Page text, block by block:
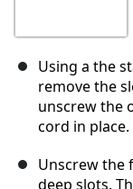
Using a the
remove the
unscrew the
cord in place.
Unscrew the
deep slots.